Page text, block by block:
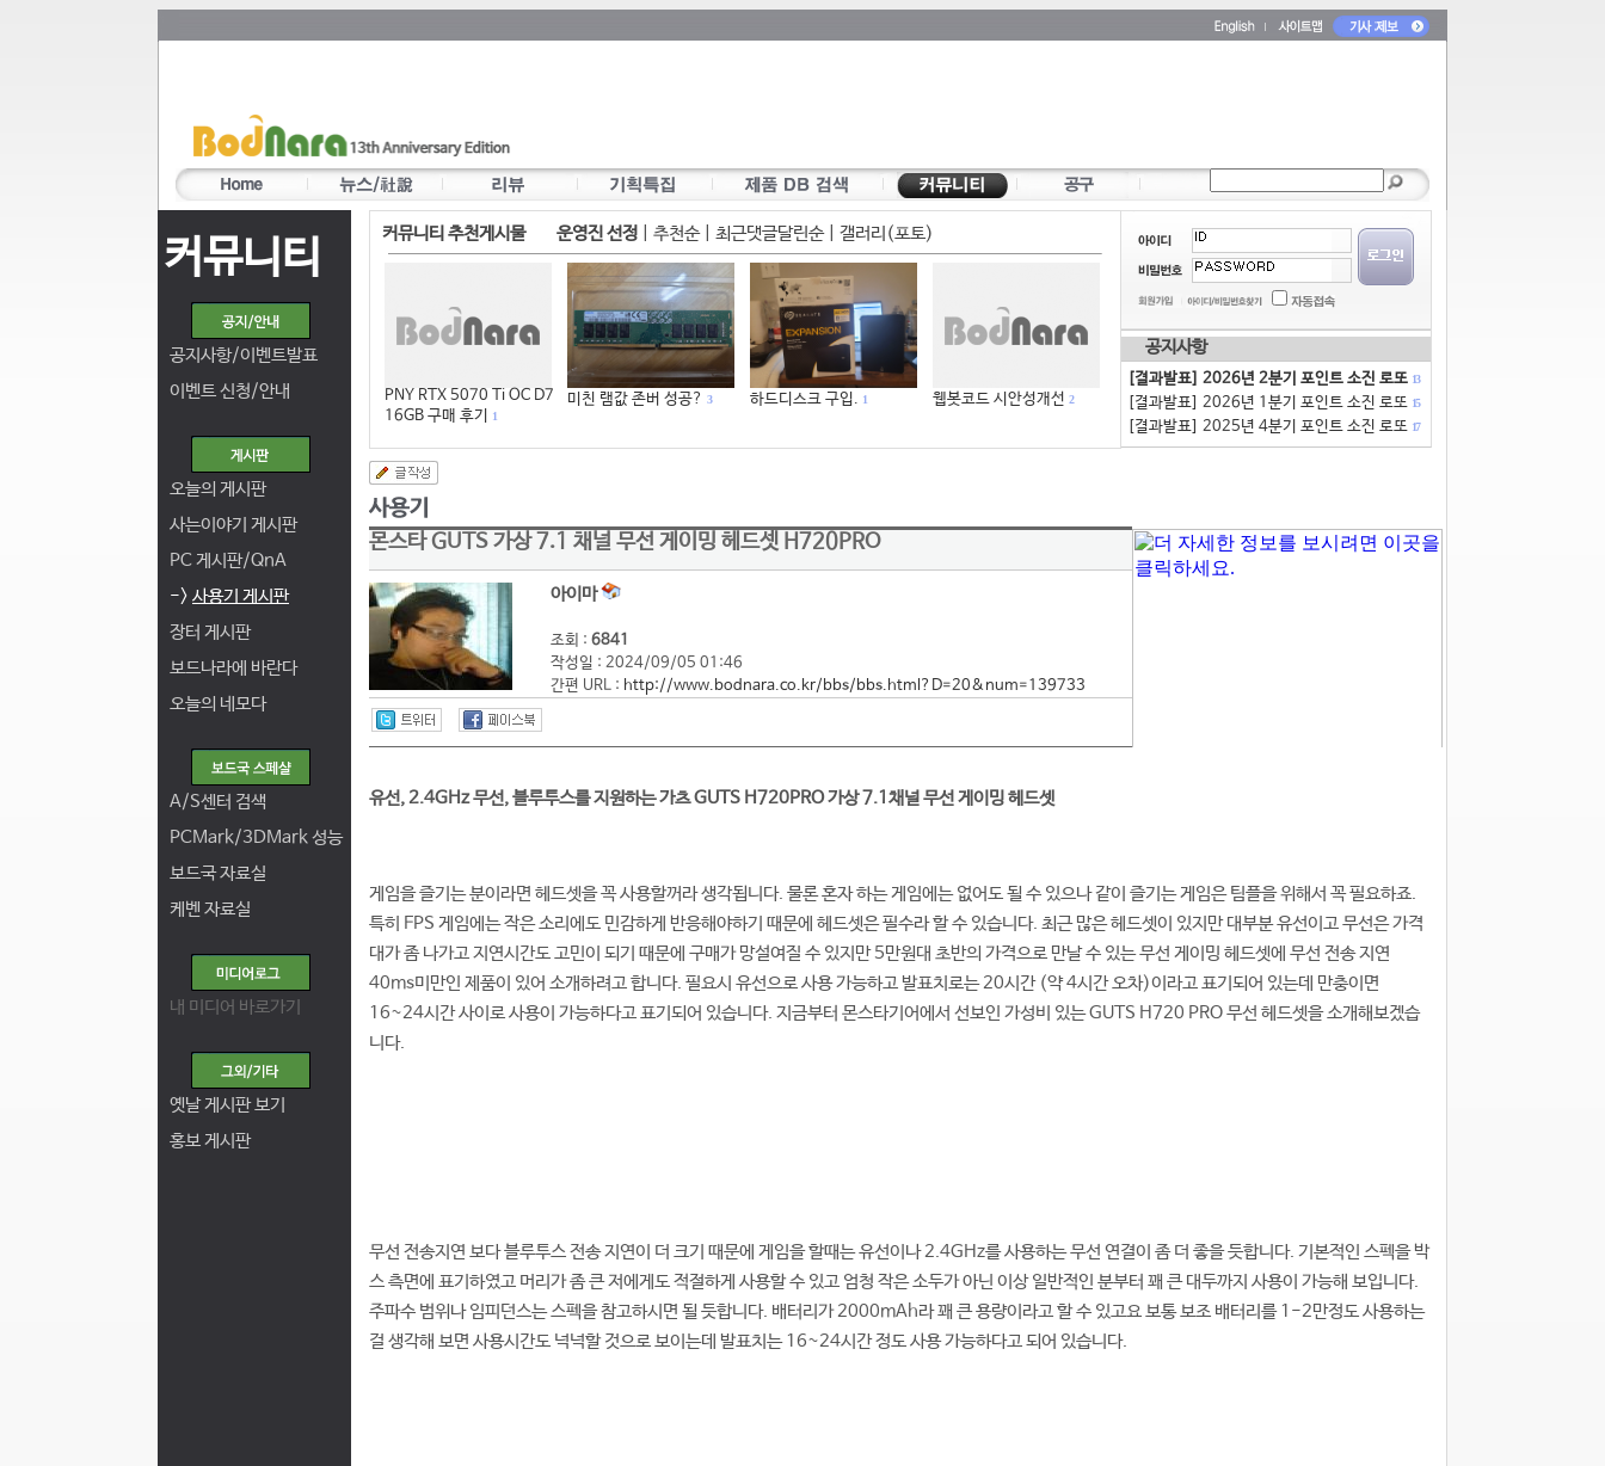
커뮤니티
공지사항/이벤트발표
이벤트 신청/안내
오늘의 게시판
사는이야기 게시판
PC 게시판/QnA
-> 사용기 게시판
장터 게시판
보드나라에 바란다
오늘의 네모다
A/S센터 검색
PCMark/3DMark 성능
보드국 자료실
케벤 자료실
내 미디어 바로가기
옛날 게시판 보기
홍보 게시판
커뮤니티 추천게시물 운영진 선정 추천순| 최근댓글달린순| 갤러리(포토)
PNY RTX 5070 Ti OC D7
16GB 구매 후기
1
미친 램값 존버 성공? 3 하드디스크 구입. 1 웹봇코드 시안성개선 2
공지사항
[결과발표] 2026년 2분기 포인트 소진 로또 13
[결과발표] 2026년 1분기 포인트 소진 로또 15
[결과발표] 2025년 4분기 포인트 소진 로또 17
몬스타 GUTS 가상 7.1 채널 무선 게이밍 헤드셋 H720PRO
아이마
조회 : 6841
작성일 : 2024/09/05 01:46
간편 URL : http://www.bodnara.co.kr/bbs/bbs.html?D=20&num=139733
유선, 2.4GHz 무선, 블루투스를 지원하는 가츠 GUTS H720PRO 가상 7.1채널 무선 게이밍 헤드셋
게임을 즐기는 분이라면 헤드셋을 꼭 사용할꺼라 생각됩니다. 물론 혼자 하는 게임에는 없어도 될 수 있으나 같이 즐기는 게임은 팀플을 위해서 꼭 필요하죠.
특히 FPS 게임에는 작은 소리에도 민감하게 반응해야하기 때문에 헤드셋은 필수라 할 수 있습니다. 최근 많은 헤드셋이 있지만 대부분 유선이고 무선은 가격
대가 좀 나가고 지연시간도 고민이 되기 때문에 구매가 망설여질 수 있지만 5만원대 초반의 가격으로 만날 수 있는 무선 게이밍 헤드셋에 무선 전송 지연
40ms미만인 제품이 있어 소개하려고 합니다. 필요시 유선으로 사용 가능하고 발표치로는 20시간 (약 4시간 오차)이라고 표기되어 있는데 만충이면
16~24시간 사이로 사용이 가능하다고 표기되어 있습니다. 지금부터 몬스타기어에서 선보인 가성비 있는 GUTS H720 PRO 무선 헤드셋을 소개해보겠습
니다.
무선 전송지연 보다 블루투스 전송 지연이 더 크기 때문에 게임을 할때는 유선이나 2.4GHz를 사용하는 무선 연결이 좀 더 좋을 듯합니다. 기본적인 스펙을 박
스 측면에 표기하였고 머리가 좀 큰 저에게도 적절하게 사용할 수 있고 엄청 작은 소두가 아닌 이상 일반적인 분부터 꽤 큰 대두까지 사용이 가능해 보입니다.
주파수 범위나 임피던스는 스펙을 참고하시면 될 듯합니다. 배터리가 2000mAh라 꽤 큰 용량이라고 할 수 있고요 보통 보조 배터리를 1-2만정도 사용하는
걸 생각해 보면 사용시간도 넉넉할 것으로 보이는데 발표치는 16~24시간 정도 사용 가능하다고 되어 있습니다.